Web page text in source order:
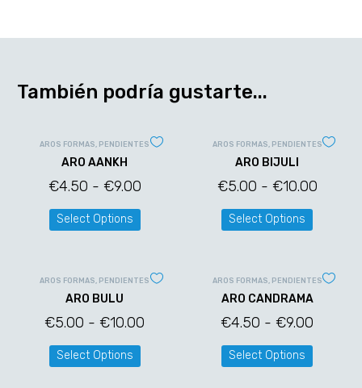
También podría gustarte...
AROS FORMAS PENDIENTES
ARO AANKH
€4.50 - €9.00
Select Options
AROS FORMAS PENDIENTES
ARO BIJULI
€5.00 - €10.00
Select Options
AROS FORMAS PENDIENTES
ARO BULU
€5.00 - €10.00
Select Options
AROS FORMAS PENDIENTES
ARO CANDRAMA
€4.50 - €9.00
Select Options